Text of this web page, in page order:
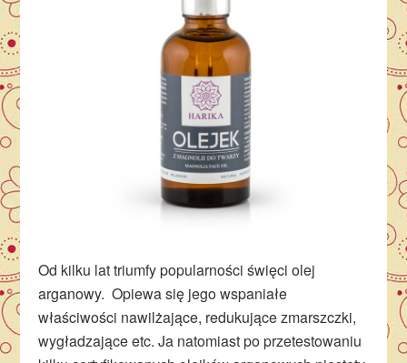
Od kilku lat triumfy popularności święci olej
arganowy. Opiewa się jego wspaniałe
właściwości nawilżające, redukujące zmarszczki,
wygładzające etc. Ja natomiast po przetestowaniu